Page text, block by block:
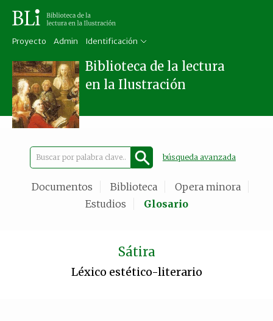
Proyecto Admin Identificación
Biblioteca de la lectura
en la Ilustración
búsqueda avanzada
Documentos Biblioteca
Opera minora
Estudios
Glosario
Sátira
Léxico estético-literario